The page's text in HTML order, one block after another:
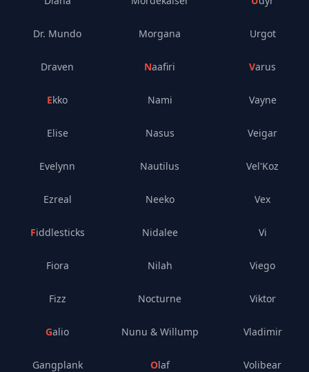
Dr. Mundo
Draven
Ekko
Elise
Evelynn
Ezreal
Fiddlesticks
Fiora
Fizz
Galio
Gangplank
Morgana
Naafiri
Nami
Nasus
Nautilus
Neeko
Nidalee
Nilah
Nocturne
Nunu & Willump
Olaf
Urgot
Varus
Vayne
Veigar
Vel'Koz
Vex
Vi
Viego
Viktor
Vladimir
Volibear